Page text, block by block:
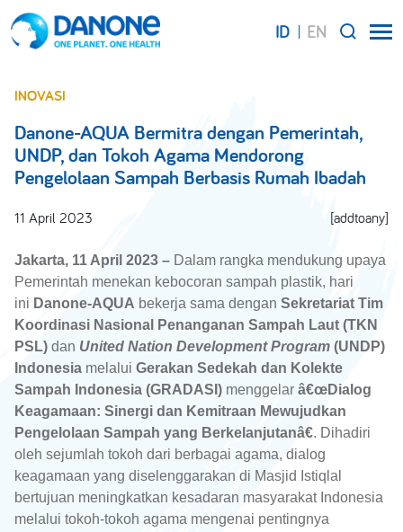
ID EN
INOVASI
Danone-AQUA Bermitra dengan Pemerintah,
UNDP, dan Tokoh Agama Mendorong
Pengelolaan Sampah Berbasis Rumah Ibadah
11 April 2023 [addtoany]
Jakarta, 11 April 2023 – Dalam rangka mendukung upaya
Pemerintah menekan kebocoran sampah plastik, hari
ini Danone-AQUA bekerja sama dengan Sekretariat Tim
Koordinasi Nasional Penanganan Sampah Laut (TKN
PSL) dan United Nation Development Program (UNDP)
Indonesia melalui Gerakan Sedekah dan Kolekte
Sampah Indonesia (GRADASI) menggelar â€œDialog
Keagamaan: Sinergi dan Kemitraan Mewujudkan
Pengelolaan Sampah yang Berkelanjutanâ€. Dihadiri
oleh sejumlah tokoh dari berbagai agama, dialog
keagamaan yang diselenggarakan di Masjid Istiqlal
bertujuan meningkatkan kesadaran masyarakat Indonesia
melalui tokoh-tokoh agama mengenai pentingnya